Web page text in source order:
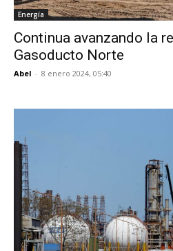
Energía
Continua avanzando la
Gasoducto Norte
Abel - 8 enero 2024, 05:40